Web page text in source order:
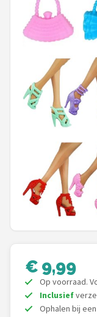
Shop
POPULAIRE
Paola Reina
Mattel
Rainbow High
Disney
Corolle
Heless
Monster High
€ 9,99
Op voorraad.
Inclusief
Ophalen bij